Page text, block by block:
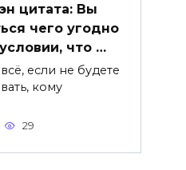
цитата: Вы
чего угодно
что …
если не будете
кому
29